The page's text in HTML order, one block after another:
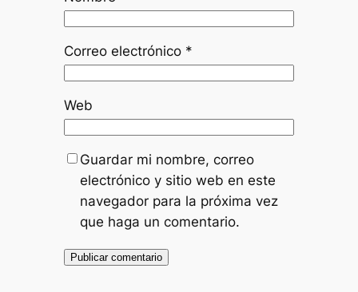
Correo electrónico *
Web
Guardar mi nombre, correo
electrónico y sitio web en este
navegador para la próxima vez
que haga un comentario.